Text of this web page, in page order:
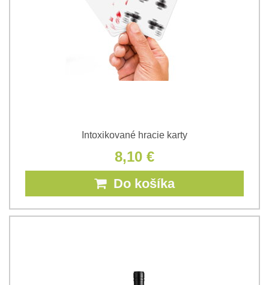
Intoxikované hracie karty
8,10 €
Do košíka